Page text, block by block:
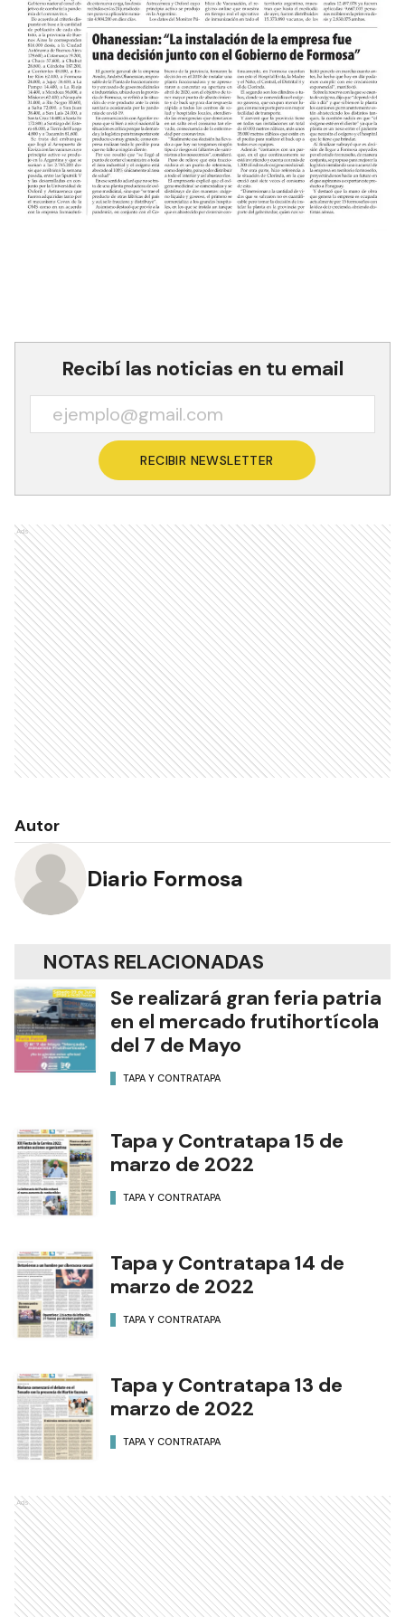
Recibí las noticias en tu email
RECIBIR NEWSLETTER
Ads
Autor
Diario Formosa
NOTAS RELACIONADAS
Se realizará gran feria patria
en el mercado frutihortícola
del 7 de Mayo
TAPA Y CONTRATAPA
Tapa y Contratapa 15 de
marzo de 2022
TAPA Y CONTRATAPA
Tapa y Contratapa 14 de
marzo de 2022
TAPA Y CONTRATAPA
Tapa y Contratapa 13 de
marzo de 2022
TAPA Y CONTRATAPA
Ads